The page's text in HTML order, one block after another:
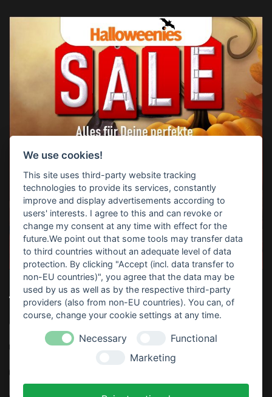
TOP-SUCHBEGRIFFE
Horrorparty Home Haunting Haunt Download
Anleitung
Thematisiert Rezept Kostenlos Gratis
We use cookies!
This site uses third-party website tracking
technologies to provide its services, constantly
improve and display advertisements according to
users' interests. I agree to this and can revoke or
change my consent at any time with effect for the
future.We point out that some tools may transfer data
to third countries without an adequate level of data
protection. By clicking "Accept (incl. data transfer to
non-EU countries)", you agree that the data may be
used by us as well as by the respective third-party
providers (also from non-EU countries). You can, of
course, change your cookie settings at any time.
Necessary
Functional
Marketing